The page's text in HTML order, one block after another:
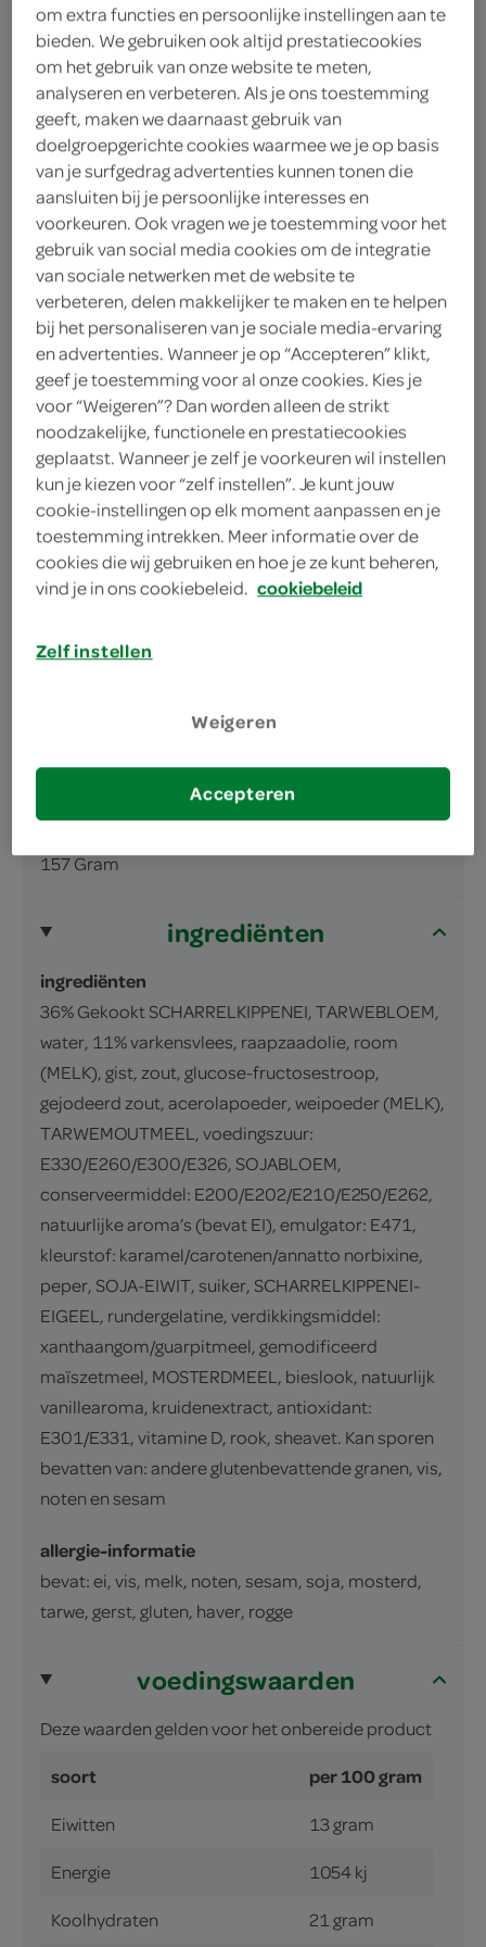
3.
75
157 Gram
Let op: aanbiedingen zijn niet zichtbaar bij de
producten, maar worden wél automatisch
verwerkt in de winkelmand.
sandwich met eiersalade en bacon voor een hartige
bite, fijn als vullende lunch wanneer je weinig tijd hebt
belegd met eiersalade en bacon
lekker als lunch of tussendoor
handig wanneer je niet zoveel tijd hebt
Wit tarwebrood met gekookt ei, eiersalade
157 Gram
ingrediënten
ingrediënten
36% Gekookt SCHARRELKIPPENEI, TARWEBLOEM,
water, 11% varkensvlees, raapzaadolie, room
(MELK), gist, zout, glucose-fructosestroop,
gejodeerd zout, acerolapoeder, weipoeder (MELK),
TARWEMOUTMEEL, voedingszuur:
E330/E260/E300/E326, SOJABLOEM,
conserveermiddel: E200/E202/E210/E250/E262,
natuurlijke aroma’s (bevat EI), emulgator: E471,
kleurstof: karamel/carotenen/annatto norbixine,
peper, SOJA-EIWIT, suiker, SCHARRELKIPPENEI-
EIGEEL, rundergelatine, verdikkingsmiddel:
xanthaangom/guarpitmeel, gemodificeerd
maïszetmeel, MOSTERDMEEL, bieslook, natuurlijk
vanillearoma, kruidenextract, antioxidant:
E301/E331, vitamine D, rook, sheavet. Kan sporen
bevatten van: andere glutenbevattende granen, vis,
noten en sesam
allergie-informatie
bevat: ei, vis, melk, noten, sesam, soja, mosterd,
tarwe, gerst, gluten, haver, rogge
voedingswaarden
Deze waarden gelden voor het onbereide product
soort per 100 gram
Eiwitten 13 gram
Energie 1054 kj
Koolhydraten 21 gram
om extra functies en persoonlijke instellingen aan te
bieden. We gebruiken ook altijd prestatiecookies
om het gebruik van onze website te meten,
analyseren en verbeteren. Als je ons toestemming
geeft, maken we daarnaast gebruik van
doelgroepgerichte cookies waarmee we je op basis
van je surfgedrag advertenties kunnen tonen die
aansluiten bij je persoonlijke interesses en
voorkeuren. Ook vragen we je toestemming voor het
gebruik van social media cookies om de integratie
van sociale netwerken met de website te
verbeteren, delen makkelijker te maken en te helpen
bij het personaliseren van je sociale media-ervaring
en advertenties. Wanneer je op “Accepteren” klikt,
geef je toestemming voor al onze cookies. Kies je
voor “Weigeren”? Dan worden alleen de strikt
noodzakelijke, functionele en prestatiecookies
geplaatst. Wanneer je zelf je voorkeuren wil instellen
kun je kiezen voor “zelf instellen”. Je kunt jouw
cookie-instellingen op elk moment aanpassen en je
toestemming intrekken. Meer informatie over de
cookies die wij gebruiken en hoe je ze kunt beheren,
vind je in ons cookiebeleid. cookiebeleid
Zelf instellen
Weigeren
Accepteren